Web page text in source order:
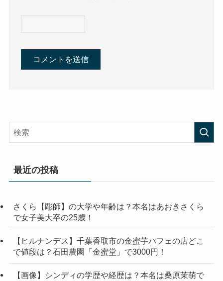
最近の投稿
さくら【彫師】の大学や年齢は？本名はあおきさくら
で女子美大卒の25歳！
【ヒルナンデス】千葉香取市の金蜜芋パフェの店どこ
で値段は？石田農園「金蜜堂」で3000円！
【画像】シンディの学歴や経歴は？本名は桑原茉萌で